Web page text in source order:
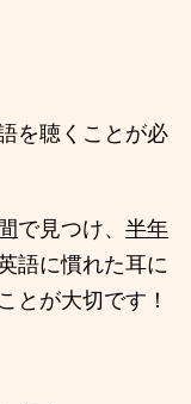
を聴くことが必
で見つけ、 半年
語に慣れた耳に
とが大切です！